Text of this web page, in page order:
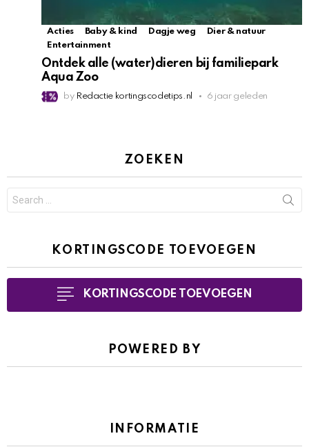
Acties Baby & kind Dagje weg
Dier & natuur
Entertainment
Ontdek alle (water)dieren bij familiepark
Aqua Zoo
by Redactie kortingscodetips.nl 6 jaar geleden
ZOEKEN
for:
KORTINGSCODE TOEVOEGEN
KORTINGSCODE TOEVOEGEN
POWERED BY
INFORMATIE